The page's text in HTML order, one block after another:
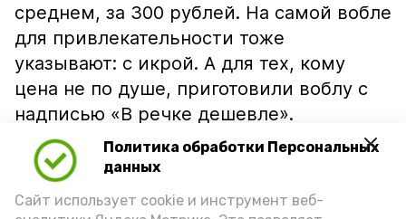
Политика обработки Персональных
данных
Сайт использует cookie и инструмент веб-
среднем, за 300 рублей. На самой вобле
для привлекательности тоже
указывают: с икрой. А для тех, кому
цена не по душе, приготовили воблу с
надписью «В речке дешевле».